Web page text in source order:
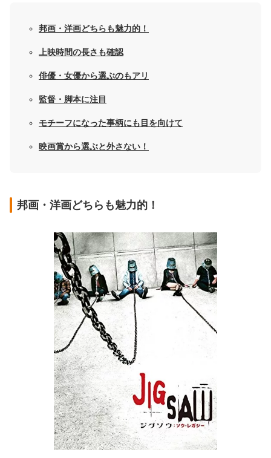
邦画・洋画どちらも魅力的！
上映時間の長さも確認
俳優・女優から選ぶのもアリ
監督・脚本に注目
モチーフになった事柄にも目を向けて
映画賞から選ぶと外さない！
邦画・洋画どちらも魅力的！